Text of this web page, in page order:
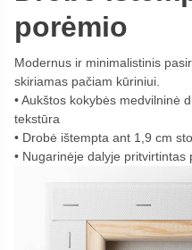
porėmio
Modernus ir minimalistinis
skiriamas pačiam kūriniui.
Aukštos kokybės medvilninė
tekstūra
Drobė ištempta ant 1,9 cm
Nugarinėje dalyje pritvirtintas